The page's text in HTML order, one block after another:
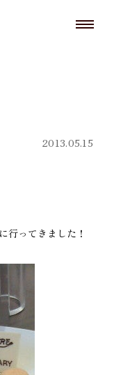
2013.05.15
行ってきました！